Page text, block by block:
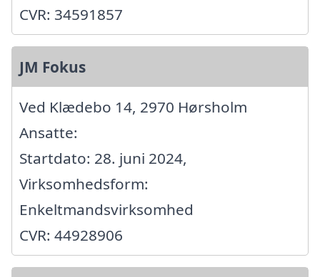
CVR: 34591857
JM Fokus
Ved Klædebo 14, 2970 Hørsholm
Ansatte:
Startdato: 28. juni 2024,
Virksomhedsform:
Enkeltmandsvirksomhed
CVR: 44928906